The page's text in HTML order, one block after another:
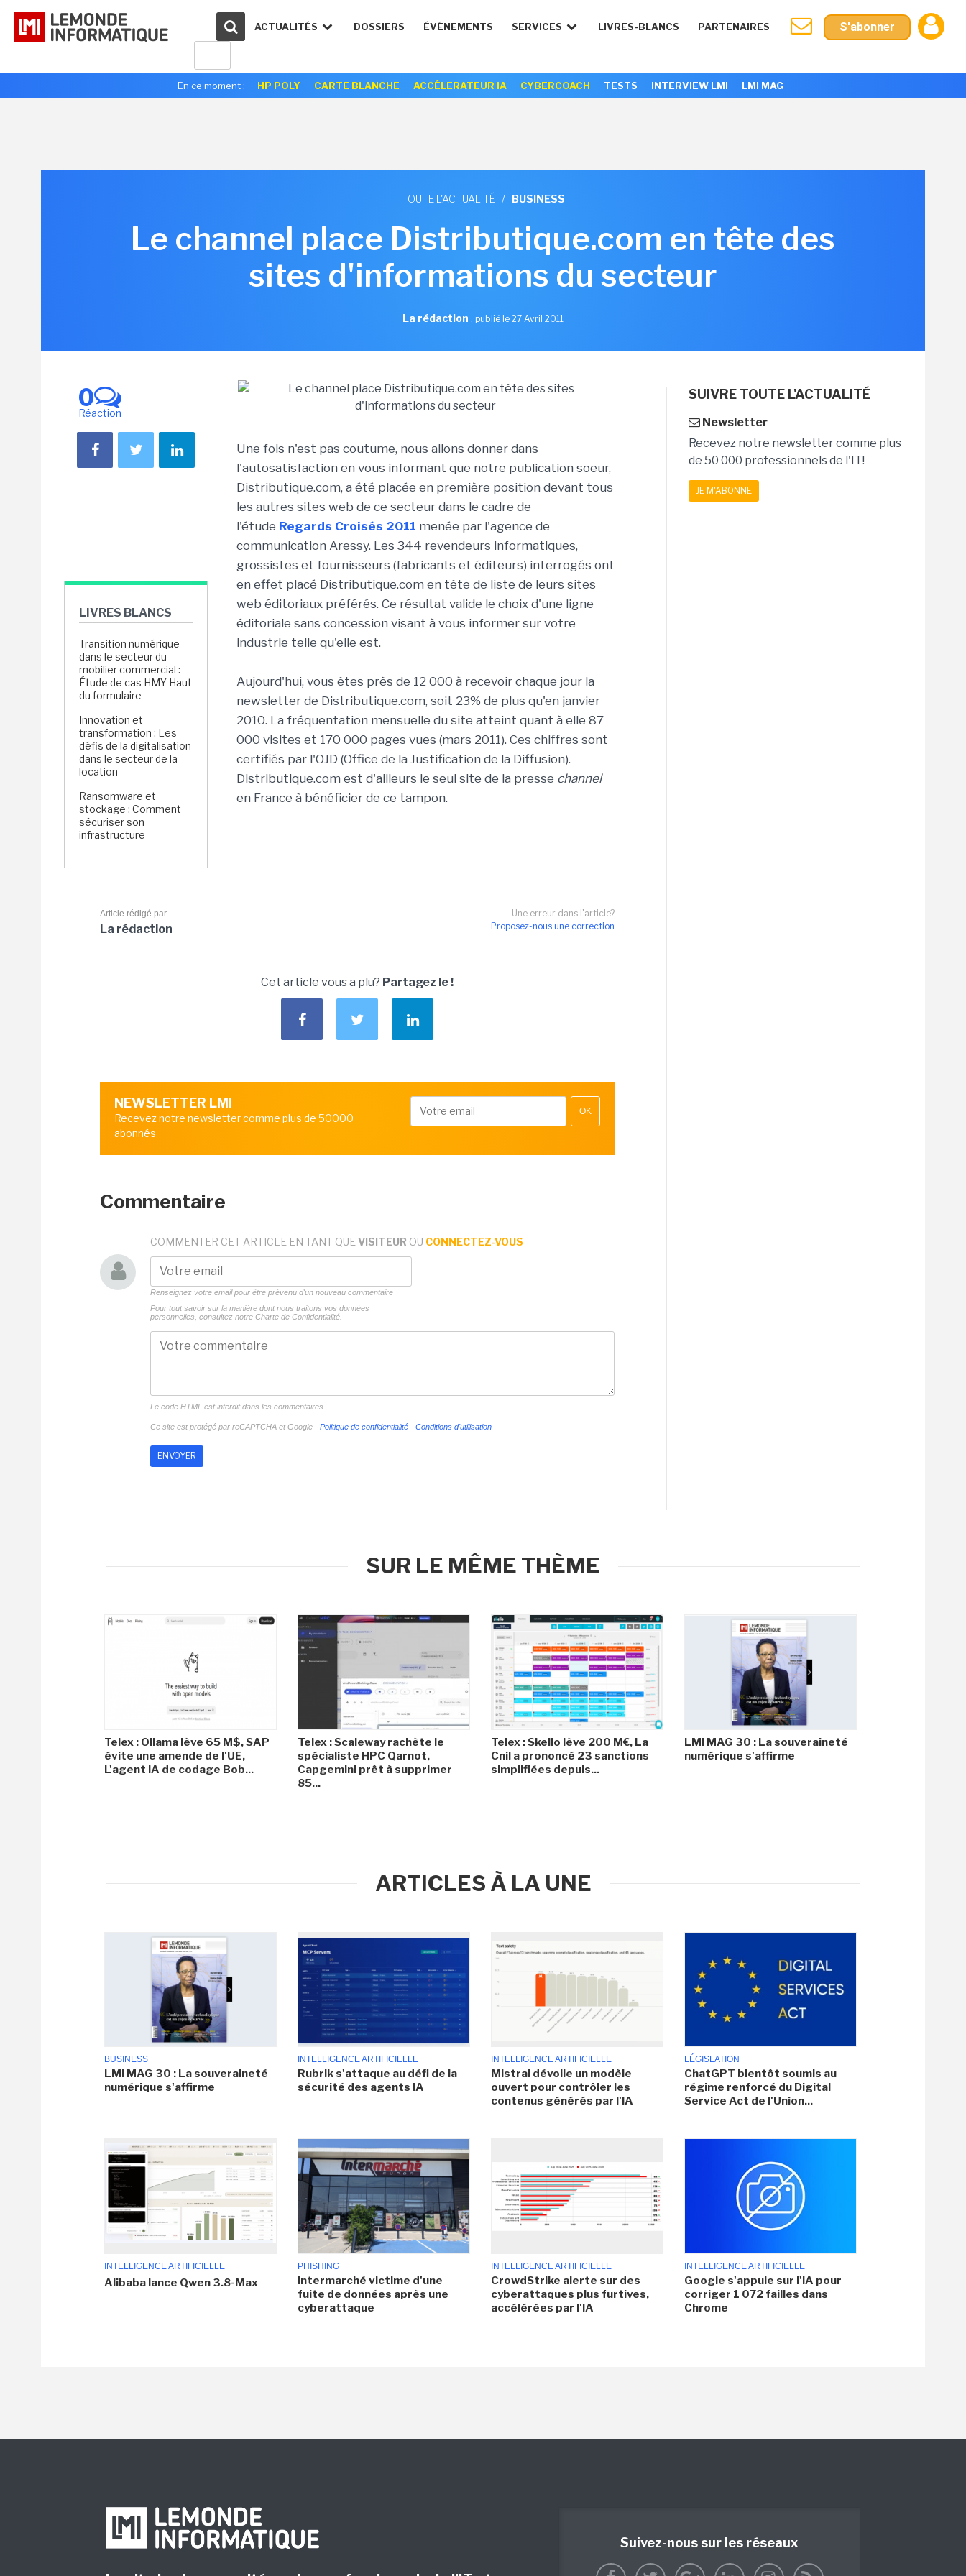
ACTUALITÉS DOSSIERS ÉVÉNEMENTS SERVICES LIVRES-BLANCS PARTENAIRES S'abonner
En ce moment : HP POLY CARTE BLANCHE ACCÉLERATEUR IA CYBERCOACH TESTS INTERVIEW LMI LMI MAG
TOUTE L'ACTUALITÉ / BUSINESS
Le channel place Distributique.com en tête des
sites d'informations du secteur
La rédaction , publié le 27 Avril 2011
0
Réaction
LIVRES BLANCS
Transition numérique
dans le secteur du
mobilier commercial :
Étude de cas HMY Haut
du formulaire
Innovation et
transformation : Les
défis de la digitalisation
dans le secteur de la
location
Ransomware et
stockage : Comment
sécuriser son
infrastructure
Une fois n'est pas coutume, nous allons donner dans
l'autosatisfaction en vous informant que notre publication soeur,
Distributique.com, a été placée en première position devant tous
les autres sites web de ce secteur dans le cadre de
l'étude Regards Croisés 2011 menée par l'agence de
communication Aressy. Les 344 revendeurs informatiques,
grossistes et fournisseurs (fabricants et éditeurs) interrogés ont
en effet placé Distributique.com en tête de liste de leurs sites
web éditoriaux préférés. Ce résultat valide le choix d'une ligne
éditoriale sans concession visant à vous informer sur votre
industrie telle qu'elle est.
Aujourd'hui, vous êtes près de 12 000 à recevoir chaque jour la
newsletter de Distributique.com, soit 23% de plus qu'en janvier
2010. La fréquentation mensuelle du site atteint quant à elle 87
000 visites et 170 000 pages vues (mars 2011). Ces chiffres sont
certifiés par l'OJD (Office de la Justification de la Diffusion).
Distributique.com est d'ailleurs le seul site de la presse channel
en France à bénéficier de ce tampon.
Une erreur dans l'article?
Proposez-nous une correction
Article rédigé par
La rédaction
Cet article vous a plu? Partagez le !
NEWSLETTER LMI
Recevez notre newsletter comme plus de 50000
abonnés
OK
Commentaire
COMMENTER CET ARTICLE EN TANT QUE VISITEUR OU CONNECTEZ-VOUS
Renseignez votre email pour être prévenu d'un nouveau commentaire
Pour tout savoir sur la manière dont nous traitons vos données
personnelles, consultez notre Charte de Confidentialité.
Le code HTML est interdit dans les commentaires
Ce site est protégé par reCAPTCHA et Google - Politique de confidentialité - Conditions d'utilisation
SUIVRE TOUTE L'ACTUALITÉ
Newsletter
Recevez notre newsletter comme plus
de 50 000 professionnels de l'IT!
JE M'ABONNE
SUR LE MÊME THÈME
Telex : Ollama lève 65 M$, SAP
évite une amende de l'UE,
L'agent IA de codage Bob...
Telex : Scaleway rachète le
spécialiste HPC Qarnot,
Capgemini prêt à supprimer
85...
Telex : Skello lève 200 M€, La
Cnil a prononcé 23 sanctions
simplifiées depuis...
LMI MAG 30 : La souveraineté
numérique s'affirme
ARTICLES À LA UNE
BUSINESS
LMI MAG 30 : La souveraineté
numérique s'affirme
INTELLIGENCE ARTIFICIELLE
Rubrik s'attaque au défi de la
sécurité des agents IA
INTELLIGENCE ARTIFICIELLE
Mistral dévoile un modèle
ouvert pour contrôler les
contenus générés par l'IA
LÉGISLATION
ChatGPT bientôt soumis au
régime renforcé du Digital
Service Act de l'Union...
INTELLIGENCE ARTIFICIELLE
Alibaba lance Qwen 3.8-Max
PHISHING
Intermarché victime d'une
fuite de données après une
cyberattaque
INTELLIGENCE ARTIFICIELLE
CrowdStrike alerte sur des
cyberattaques plus furtives,
accélérées par l'IA
INTELLIGENCE ARTIFICIELLE
Google s'appuie sur l'IA pour
corriger 1 072 failles dans
Chrome
Suivez-nous sur les réseaux